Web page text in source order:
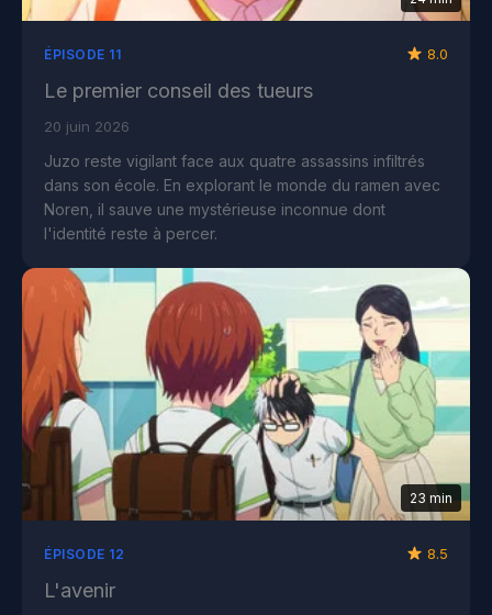
ÉPISODE 11 8.0
Le premier conseil des tueurs
20 juin 2026
Juzo reste vigilant face aux quatre assassins infiltrés
dans son école. En explorant le monde du ramen avec
Noren, il sauve une mystérieuse inconnue dont
l'identité reste à percer.
23 min
ÉPISODE 12 8.5
L'avenir